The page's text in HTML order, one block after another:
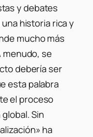
y debates
historia rica y
mucho más
menudo, se
debería ser
esta palabra
el proceso
Sin
ha